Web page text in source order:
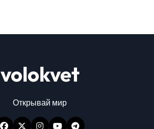
volokvet
Открывай мир